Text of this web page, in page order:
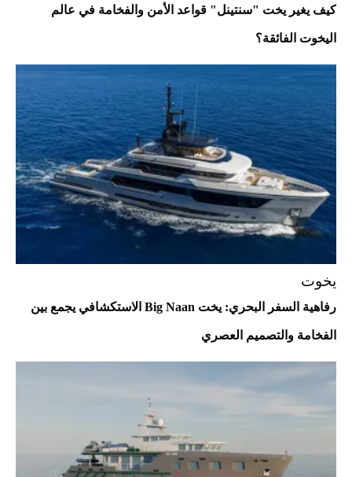
Aston Martin Valiant: على هوى الأبطال
أفضل تدريج للشعر الطويل لإطلالة جريئة وعصرية
كيف يغير يخت "سنتينل" قواعد الأمن والفخامة في عالم
اليخوت الفائقة؟
يخوت
رفاهية السفر البحري: يخت Big Naan الاستكشافي يجمع بين
الفخامة والتصميم العصري